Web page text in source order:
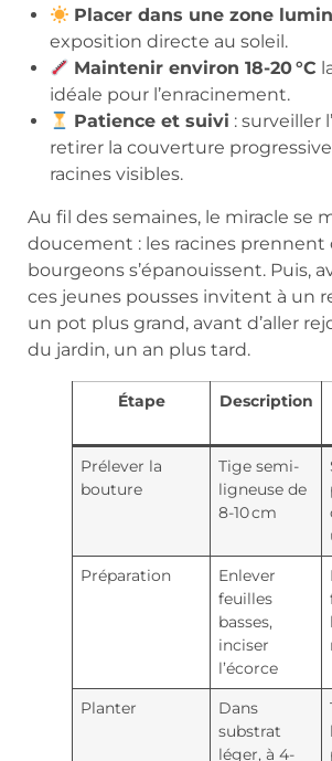
Placer dans une zone
exposition directe au soleil.
Maintenir environ 18-20 °C
idéale pour l’enracinement.
Patience et suivi : surveiller
retirer la couverture
racines visibles.
Au fil des semaines, le miracle se
doucement : les racines prennent
bourgeons s’épanouissent. Puis,
ces jeunes pousses invitent à un
un pot plus grand, avant d’aller
du jardin, un an plus tard.
Étape Description
Prélever la
bouture
Tige semi-
ligneuse de
8-10 cm
Préparation
Enlever
feuilles
basses,
inciser
l’écorce
Planter
Dans
substrat
léger, à 4-